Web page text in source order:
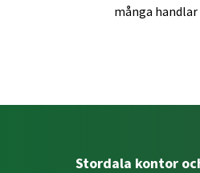
många handlar
Stordala kontor